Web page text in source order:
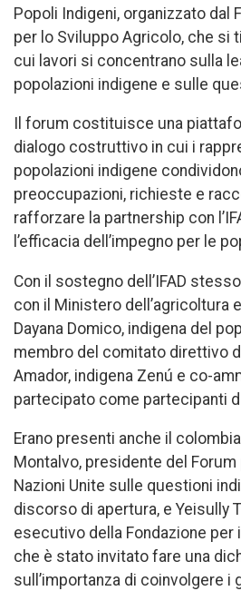
Popoli Indigeni, organizzato dal
per lo Sviluppo Agricolo, che si
cui lavori si concentrano sulla
popolazioni indigene e sulle
Il forum costituisce una
dialogo costruttivo in cui i
popolazioni indigene
preoccupazioni, richieste e
rafforzare la partnership con
l’efficacia dell’impegno per le
Con il sostegno dell’IFAD
con il Ministero dell’agricoltura
Dayana Domico, indigena del
membro del comitato direttivo
Amador, indigena Zenú e co-
partecipato come partecipanti
Erano presenti anche il
Montalvo, presidente del
Nazioni Unite sulle questioni
discorso di apertura, e Yeisully
esecutivo della Fondazione per
che è stato invitato fare una
sull’importanza di coinvolgere i